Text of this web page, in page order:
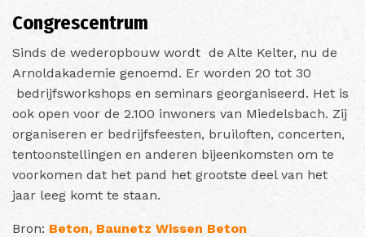
Congrescentrum
Sinds de wederopbouw wordt de Alte Kelter, nu de
Arnoldakademie genoemd. Er worden 20 tot 30
bedrijfsworkshops en seminars georganiseerd. Het is
ook open voor de 2.100 inwoners van Miedelsbach. Zij
organiseren er bedrijfsfeesten, bruiloften, concerten,
tentoonstellingen en anderen bijeenkomsten om te
voorkomen dat het pand het grootste deel van het
jaar leeg komt te staan.
Bron: Beton, Baunetz Wissen Beton